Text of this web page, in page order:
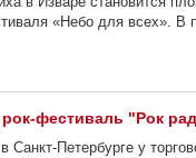
«Небо для всех». В
фестиваль "Рок
Санкт-Петербурге у